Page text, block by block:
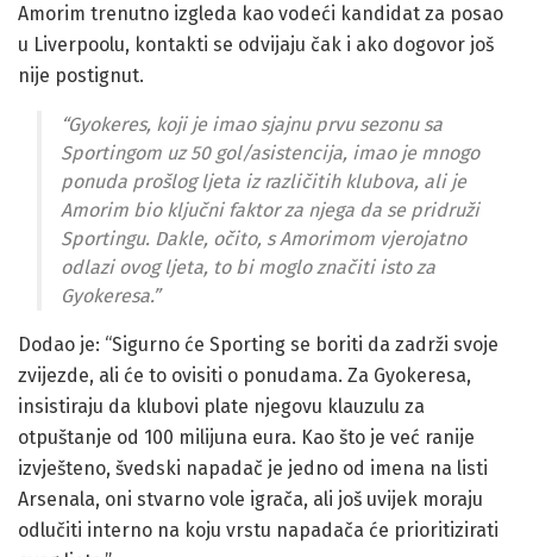
Amorim trenutno izgleda kao vodeći kandidat za posao
u Liverpoolu, kontakti se odvijaju čak i ako dogovor još
nije postignut.
“Gyokeres, koji je imao sjajnu prvu sezonu sa
Sportingom uz 50 gol/asistencija, imao je mnogo
ponuda prošlog ljeta iz različitih klubova, ali je
Amorim bio ključni faktor za njega da se pridruži
Sportingu. Dakle, očito, s Amorimom vjerojatno
odlazi ovog ljeta, to bi moglo značiti isto za
Gyokeresa.”
Dodao je: “Sigurno će Sporting se boriti da zadrži svoje
zvijezde, ali će to ovisiti o ponudama. Za Gyokeresa,
insistiraju da klubovi plate njegovu klauzulu za
otpuštanje od 100 milijuna eura. Kao što je već ranije
izvješteno, švedski napadač je jedno od imena na listi
Arsenala, oni stvarno vole igrača, ali još uvijek moraju
odlučiti interno na koju vrstu napadača će prioritizirati